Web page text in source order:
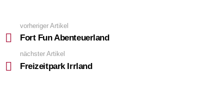
more
vorheriger Artikel
Fort Fun Abenteuerland
nächster Artikel
Freizeitpark Irrland